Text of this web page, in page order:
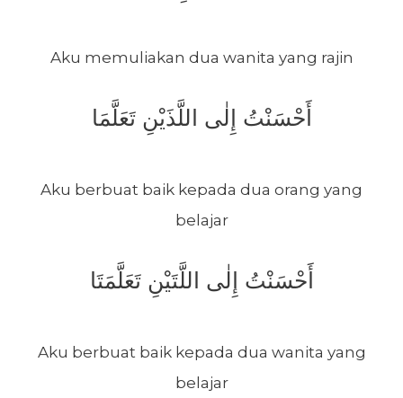
Aku memuliakan dua wanita yang rajin
أَحْسَنْتُ إِلٰى اللَّذَيْنِ تَعَلَّمَا
Aku berbuat baik kepada dua orang yang
belajar
أَحْسَنْتُ إِلٰى اللَّتَيْنِ تَعَلَّمَتَا
Aku berbuat baik kepada dua wanita yang
belajar